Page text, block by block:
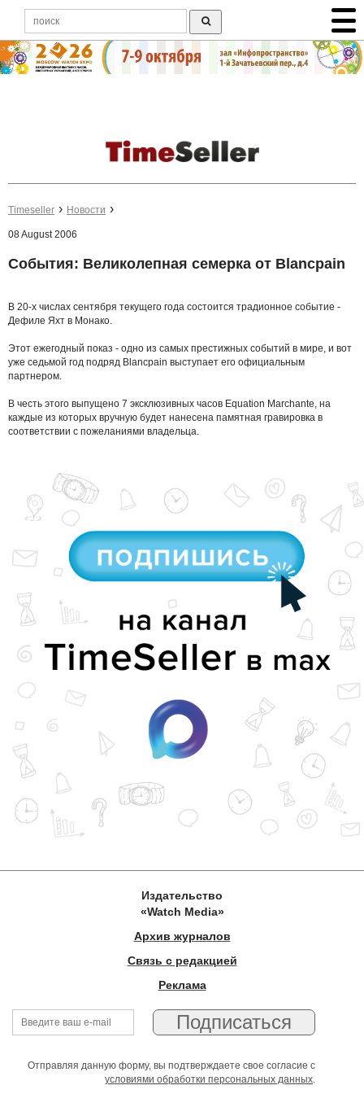
Timeseller Новости
08 August 2006
События: Великолепная семерка от Blancpain
В 20-х числах сентября текущего года состоится традионное событие -
Дефиле Яхт в Монако.
Этот ежегодный показ - одно из самых престижных событий в мире, и вот
уже седьмой год подряд Blancpain выступает его официальным
партнером.
В честь этого выпущено 7 эксклюзивных часов Equation Marchante, на
каждые из которых вручную будет нанесена памятная гравировка в
соответствии с пожеланиями владельца.
Издательство
«Watch Media»
Архив журналов
Связь с редакцией
Реклама
Отправляя данную форму, вы подтверждаете свое согласие с
условиями обработки персональных данных.